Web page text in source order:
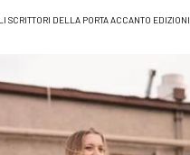
SCRITTORI DELLA PORTA ACCANTO EDIZIONI